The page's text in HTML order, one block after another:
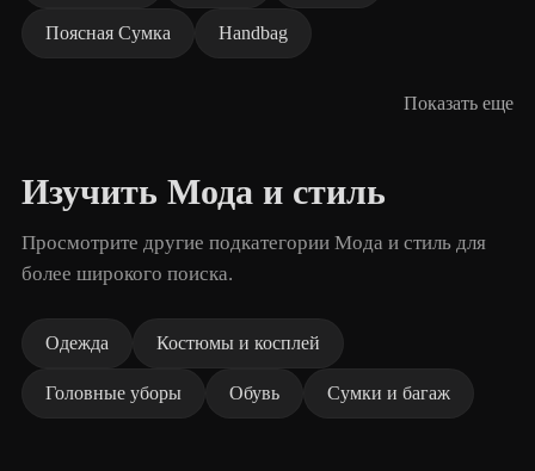
Поясная Сумка Handbag
Показать еще
Изучить Мода и стиль
Просмотрите другие подкатегории Мода и стиль для
более широкого поиска.
Одежда Костюмы и косплей
Головные уборы Обувь Сумки и багаж